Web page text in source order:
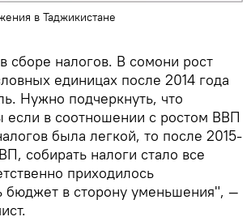
в Таджикистане
сборе налогов. В сомони рост
единицах после 2014 года
Нужно подчеркнуть, что
если в соотношении с ростом ВВП
была легкой, то после 2015-
собирать налоги стало все
приходилось
бюджет в сторону уменьшения", —